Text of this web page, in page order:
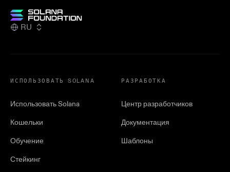
RU
ИСПОЛЬЗОВАТЬ SOLANA
Использовать Solana
Кошельки
Обучение
Стейкинг
РАЗРАБОТКА
Центр разработчиков
Документация
Шаблоны